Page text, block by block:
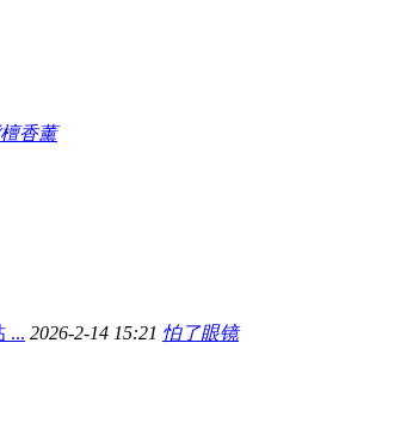
香薰
... 2026-2-14 15:21 怕了眼镜